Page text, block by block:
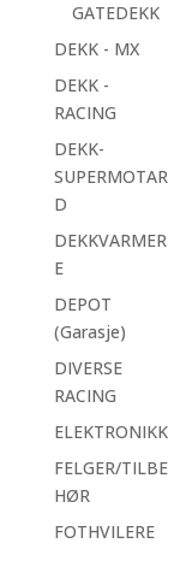
GATEDEKK
DEKK - MX
DEKK -
RACING
DEKK-
SUPERMOTAR
D
DEKKVARMER
E
DEPOT
(Garasje)
DIVERSE
RACING
ELEKTRONIKK
FELGER/TILBE
HØR
FOTHVILERE